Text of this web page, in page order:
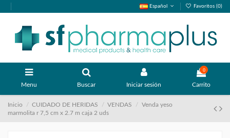
Español Favoritos (0)
Menu Buscar Iniciar sesión
0
Carrito
Inicio CUIDADO DE HERIDAS VENDAS
Venda yeso
marmolita r 7,5 cm x 2.7 m caja 2 uds